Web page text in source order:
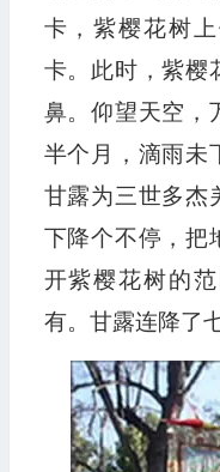
卡，紫樱花树
卡。此时，紫樱
鼻。仰望天空，
半个月，滴雨未
甘露为三世多杰
下降个不停，把
开紫樱花树的
有。甘露连降了